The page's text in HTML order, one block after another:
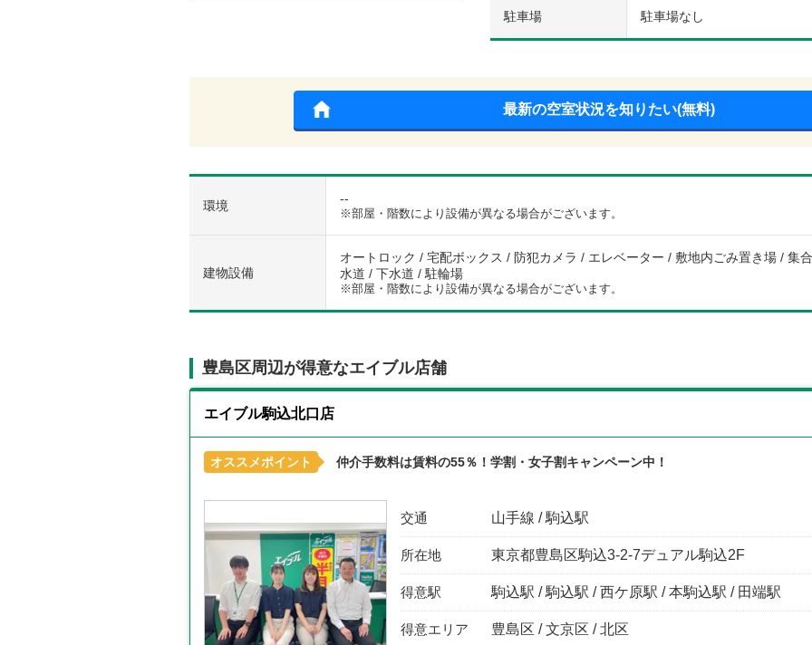
駐車場 駐車場なし
最新の空室状況を知りたい(無料)
環境 --
※部屋・階数により設備が異なる場合がございます。
建物設備
オートロック / 宅配ボックス / 防犯カメラ / エレベーター / 敷地内ごみ置き場 / 集
水道 / 下水道 / 駐輪場
※部屋・階数により設備が異なる場合がございます。
豊島区周辺が得意なエイブル店舗
エイブル駒込北口店
オススメポイント 仲介手数料は賃料の55％！学割・女子割キャンペーン中！
交通 山手線 / 駒込駅
所在地 東京都豊島区駒込3-2-7デュアル駒込2F
得意駅 駒込駅 / 駒込駅 / 西ケ原駅 / 本駒込駅 / 田端駅
得意エリア 豊島区 / 文京区 / 北区